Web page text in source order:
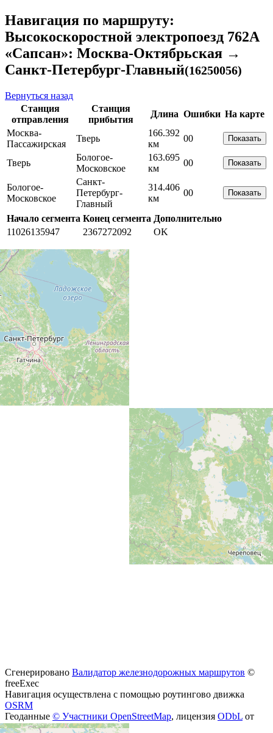
Навигация по маршруту:
Высокоскоростной электропоезд 762А
«Сапсан»: Москва-Октябрьская →
Санкт-Петербург-Главный(16250056)
Вернуться назад
Станция
отправления
Станция
прибытия
Длина Ошибки На карте
Москва-
Пассажирская
Тверь
166.392
км
00 Показать
Тверь
Бологое-
Московское
163.695
км
00 Показать
Бологое-
Московское
Санкт-
Петербург-
Главный
314.406
км
00 Показать
Начало сегмента Конец сегмента Дополнительно
11026135947
2367272092 OK
Сгенерировано Валидатор железнодорожных маршрутов ©
freeExec
Навигация осуществлена с помощью роутингово движка
OSRM
Геоданные © Участники OpenStreetMap, лицензия ODbL от
2026-07-31